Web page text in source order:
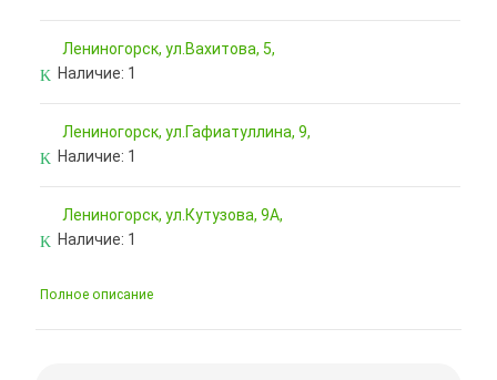
Лениногорск, ул.Вахитова, 5,
Наличие: 1
Лениногорск, ул.Гафиатуллина, 9,
Наличие: 1
Лениногорск, ул.Кутузова, 9А,
Наличие: 1
Полное описание